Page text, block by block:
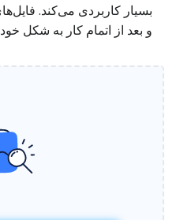
بسیار کاربردی می‌کند.
و بعد از اتمام کار به شکل